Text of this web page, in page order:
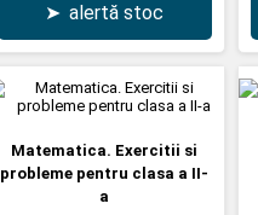
➤ alertă stoc
Matematica. Exercitii si
probleme pentru clasa a II-
a